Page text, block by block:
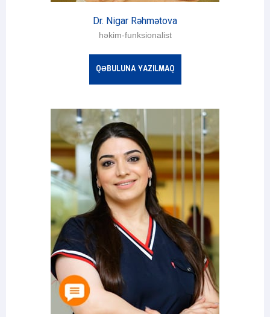
Dr. Nigar Rəhmətova
həkim-funksionalist
QƏBULUNA YAZILMAQ